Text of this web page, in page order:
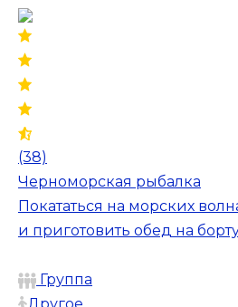
(38)
Черноморская рыбалка
Покататься на морских
и приготовить обед на
Группа